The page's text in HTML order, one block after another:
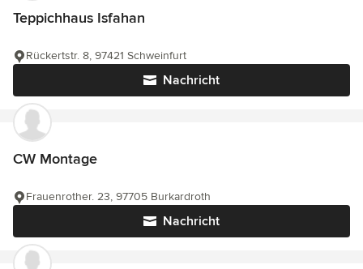
Teppichhaus Isfahan
Nachricht
Rückertstr. 8, 97421 Schweinfurt
CW Montage
Nachricht
Frauenrother. 23, 97705 Burkardroth